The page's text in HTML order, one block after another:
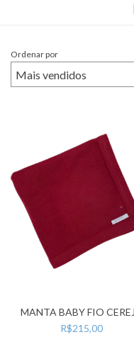
Ordenar por
MANTA BABY FIO
R$215,00